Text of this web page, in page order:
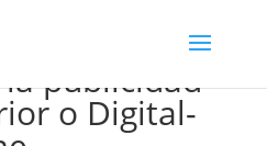
publicidad
o Digital-